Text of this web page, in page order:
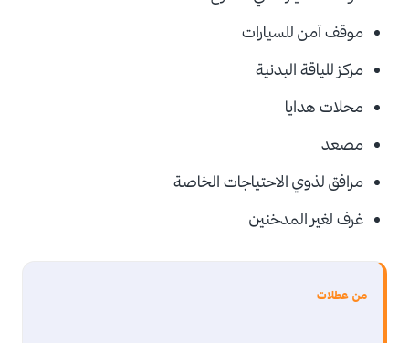
موقف آمن للسيارات
مركز للياقة البدنية
محلات هدايا
مصعد
مرافق لذوي الاحتياجات الخاصة
غرف لغير المدخنين
من عطلات